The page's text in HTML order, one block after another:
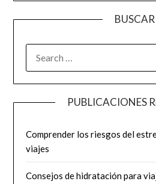
BUSCAR
FOR:
PUBLICACIONES
Comprender los riesgos del
viajes
Consejos de hidratación para